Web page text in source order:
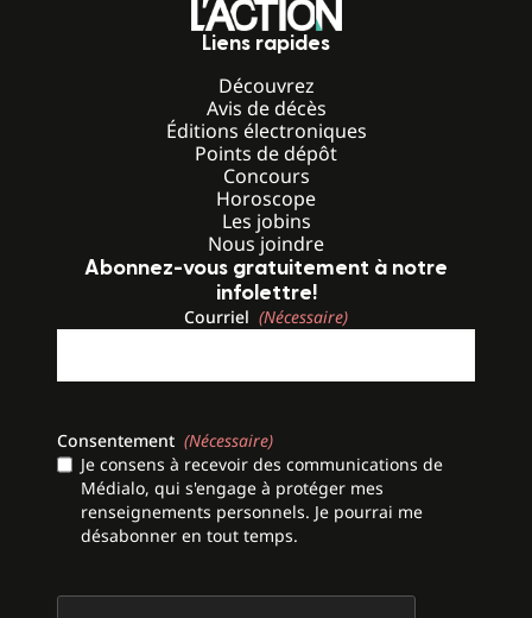
Liens rapides
Découvrez
Avis de décès
Éditions électroniques
Points de dépôt
Concours
Horoscope
Les jobins
Nous joindre
Abonnez-vous gratuitement à notre
infolettre!
Courriel (Nécessaire)
Consentement (Nécessaire)
Je consens à recevoir des communications de
Médialo, qui s'engage à protéger mes
renseignements personnels. Je pourrai me
désabonner en tout temps.
CAPTCHA